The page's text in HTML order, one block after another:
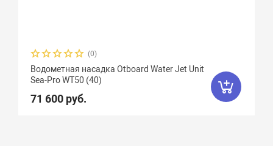
(0)
Водометная насадка Otboard Water Jet Unit
Sea-Pro WТ50 (40)
71 600 руб.